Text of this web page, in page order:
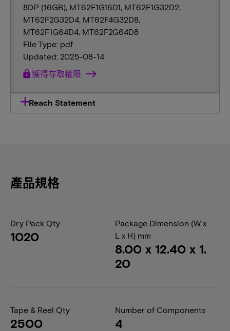
8DP (16GB), MT62F1G16D1, MT62F1G32D2,
MT62F2G32D4, MT62F4G32D8,
MT62F1G64D4, MT62F2G64D8
File Type: pdf
Updated: 2025-08-14
lock 獲得存取權限
Reach Statement
產品規格
Dry Pack Qty
1020
Package Dimension (W x
L x H) mm
8.00 x 12.40 x 1.
20
Tape & Reel Qty
2500
Number of Components
4